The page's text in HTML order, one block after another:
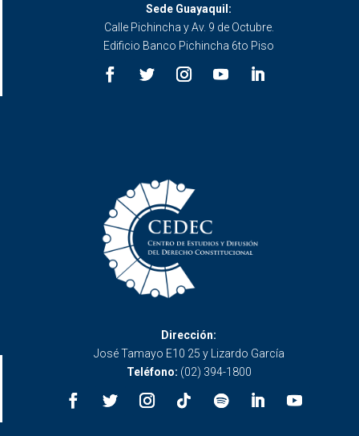
Sede Guayaquil:
Calle Pichincha y Av. 9 de Octubre.
Edificio Banco Pichincha 6to Piso
Dirección:
José Tamayo E10 25 y Lizardo García
Teléfono: (02) 394-1800